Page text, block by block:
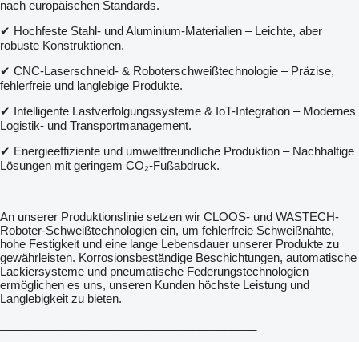
nach europäischen Standards.
✔ Hochfeste Stahl- und Aluminium-Materialien – Leichte, aber
robuste Konstruktionen.
✔ CNC-Laserschneid- & Roboterschweißtechnologie – Präzise,
fehlerfreie und langlebige Produkte.
✔ Intelligente Lastverfolgungssysteme & IoT-Integration – Modernes
Logistik- und Transportmanagement.
✔ Energieeffiziente und umweltfreundliche Produktion – Nachhaltige
Lösungen mit geringem CO₂-Fußabdruck.
An unserer Produktionslinie setzen wir CLOOS- und WASTECH-
Roboter-Schweißtechnologien ein, um fehlerfreie Schweißnähte,
hohe Festigkeit und eine lange Lebensdauer unserer Produkte zu
gewährleisten. Korrosionsbeständige Beschichtungen, automatische
Lackiersysteme und pneumatische Federungstechnologien
ermöglichen es uns, unseren Kunden höchste Leistung und
Langlebigkeit zu bieten.